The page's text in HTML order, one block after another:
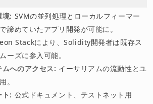
境: SVMの並列処理とローカルフィーマー
諦めていたアプリ開発が可能に。
Stackにより、Solidity開発者は既存ス
ーズに参入可能。
へのアクセス: イーサリアムの流動性とユ
。
ト: 公式ドキュメント、テストネット用